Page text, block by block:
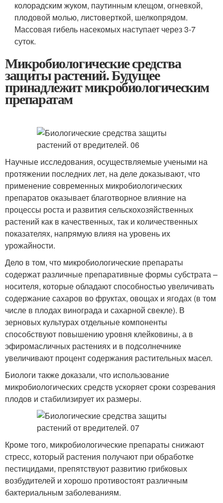
колорадским жуком, паутинным клещом, огневкой,
плодовой молью, листоверткой, шелкопрядом.
Массовая гибель насекомых наступает через 3-7
суток.
Микробиологические средства
защиты растений. Будущее
принадлежит микробиологическим
препаратам
Научные исследования, осуществляемые учеными на
протяжении последних лет, на деле доказывают, что
применение современных микробиологических
препаратов оказывает благотворное влияние на
процессы роста и развития сельскохозяйственных
растений как в качественных, так и количественных
показателях, напрямую влияя на уровень их
урожайности.
Дело в том, что микробиологические препараты
содержат различные препаративные формы субстрата –
носителя, которые обладают способностью увеличивать
содержание сахаров во фруктах, овощах и ягодах (в том
числе в плодах винограда и сахарной свекле). В
зерновых культурах отдельные компоненты
способствуют повышению уровня клейковины, а в
эфиромасличных растениях и в подсолнечнике
увеличивают процент содержания растительных масел.
Биологи также доказали, что использование
микробиологических средств ускоряет сроки созревания
плодов и стабилизирует их размеры.
Кроме того, микробиологические препараты снижают
стресс, который растения получают при обработке
пестицидами, препятствуют развитию грибковых
возбудителей и хорошо противостоят различным
бактериальным заболеваниям.